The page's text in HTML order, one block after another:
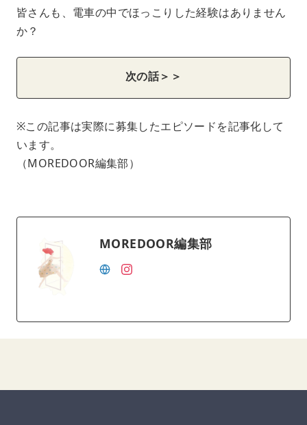
皆さんも、電車の中でほっこりした経験はありません
か？
次の話＞＞
※この記事は実際に募集したエピソードを記事化して
います。
（MOREDOOR編集部）
MOREDOOR編集部